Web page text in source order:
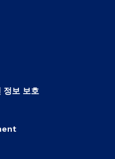
정보 보호